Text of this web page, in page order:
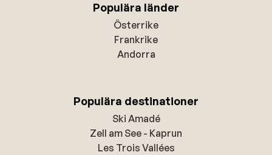
Populära länder
Österrike
Frankrike
Andorra
Populära destinationer
Ski Amadé
Zell am See - Kaprun
Les Trois Vallées